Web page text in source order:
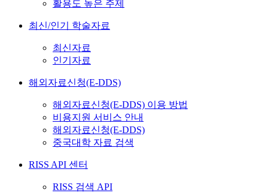
활용도 높은 주제
최신/인기 학술자료
최신자료
인기자료
해외자료신청(E-DDS)
해외자료신청(E-DDS) 이용 방법
비용지원 서비스 안내
해외자료신청(E-DDS)
중국대학 자료 검색
RISS API 센터
RISS 검색 API